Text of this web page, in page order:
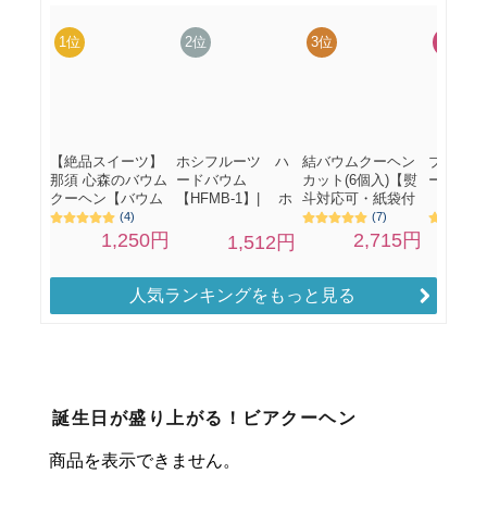
人気ランキングをもっと見る
誕生日が盛り上がる！ビアクーヘン